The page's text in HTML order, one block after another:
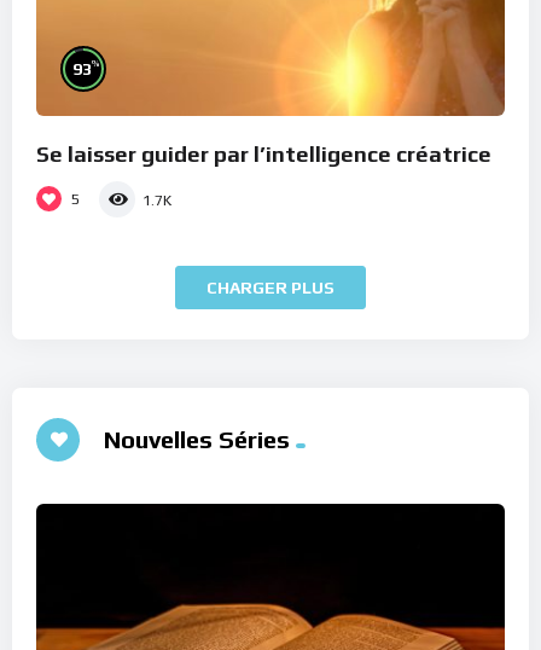
93%
Se laisser guider par l’intelligence créatrice
5 1.7K
CHARGER PLUS
Nouvelles Séries